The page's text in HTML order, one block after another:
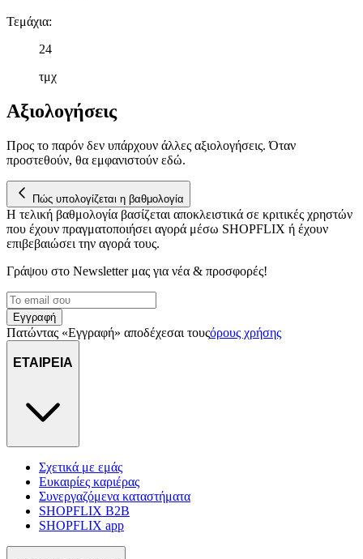
δικτύωσης, διαφημίσεων και ανάλυσης.
Τεμάχια:
24
τμχ
Αξιολογήσεις
Προς το παρόν δεν υπάρχουν άλλες αξιολογήσεις. Όταν
προστεθούν, θα εμφανιστούν εδώ.
Πώς υπολογίζεται η βαθμολογία
Η τελική βαθμολογία βασίζεται αποκλειστικά σε κριτικές χρηστών
που έχουν πραγματοποιήσει αγορά μέσω SHOPFLIX ή έχουν
επιβεβαιώσει την αγορά τους.
Γράψου στο Νewsletter μας για νέα & προσφορές!
Εγγραφή
Πατώντας «Εγγραφή» αποδέχεσαι τουςόρους χρήσης
ΕΤΑΙΡΕΙΑ
Σχετικά με εμάς
Ευκαιρίες καριέρας
Συνεργαζόμενα καταστήματα
SHOPFLIX B2B
SHOPFLIX app